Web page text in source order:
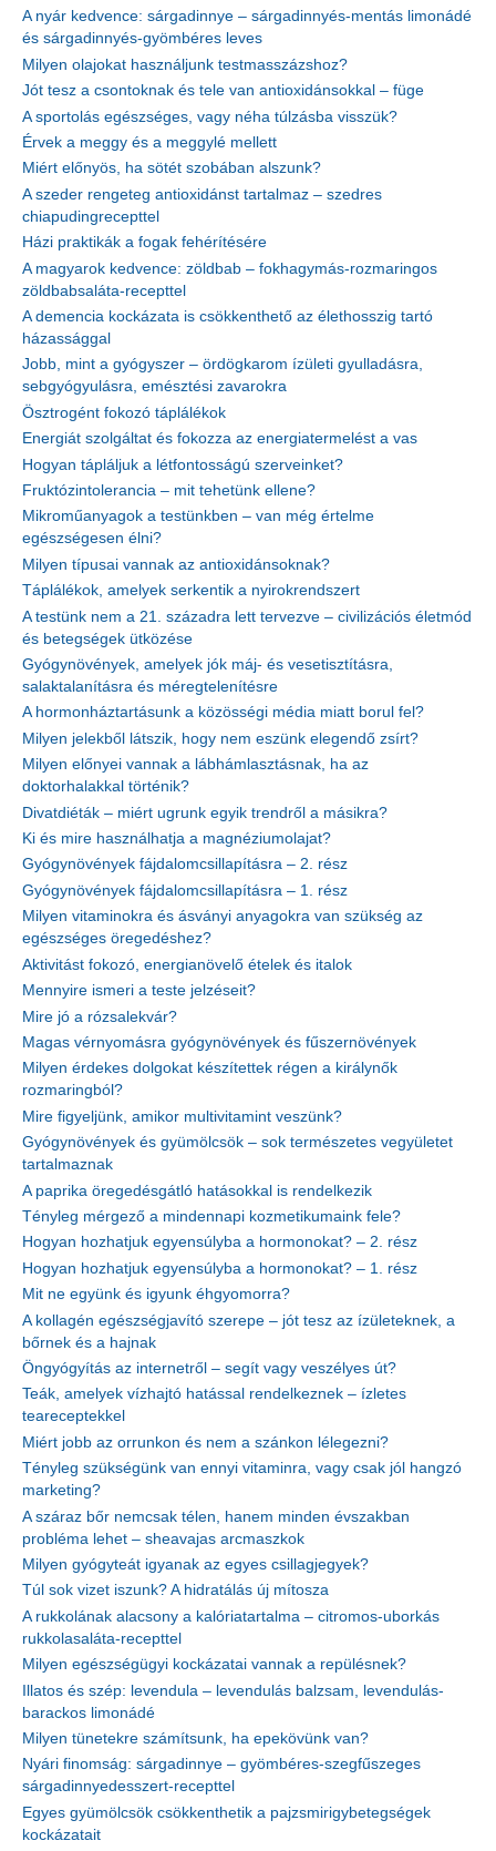
A nyár kedvence: sárgadinnye – sárgadinnyés-mentás limonádé
és sárgadinnyés-gyömbéres leves
Milyen olajokat használjunk testmasszázshoz?
Jót tesz a csontoknak és tele van antioxidánsokkal – füge
A sportolás egészséges, vagy néha túlzásba visszük?
Érvek a meggy és a meggylé mellett
Miért előnyös, ha sötét szobában alszunk?
A szeder rengeteg antioxidánst tartalmaz – szedres
chiapudingrecepttel
Házi praktikák a fogak fehérítésére
A magyarok kedvence: zöldbab – fokhagymás-rozmaringos
zöldbabsaláta-recepttel
A demencia kockázata is csökkenthető az élethosszig tartó
házassággal
Jobb, mint a gyógyszer – ördögkarom ízületi gyulladásra,
sebgyógyulásra, emésztési zavarokra
Ösztrogént fokozó táplálékok
Energiát szolgáltat és fokozza az energiatermelést a vas
Hogyan tápláljuk a létfontosságú szerveinket?
Fruktózintolerancia – mit tehetünk ellene?
Mikroműanyagok a testünkben – van még értelme
egészségesen élni?
Milyen típusai vannak az antioxidánsoknak?
Táplálékok, amelyek serkentik a nyirokrendszert
A testünk nem a 21. századra lett tervezve – civilizációs életmód
és betegségek ütközése
Gyógynövények, amelyek jók máj- és vesetisztításra,
salaktalanításra és méregtelenítésre
A hormonháztartásunk a közösségi média miatt borul fel?
Milyen jelekből látszik, hogy nem eszünk elegendő zsírt?
Milyen előnyei vannak a lábhámlasztásnak, ha az
doktorhalakkal történik?
Divatdiéták – miért ugrunk egyik trendről a másikra?
Ki és mire használhatja a magnéziumolajat?
Gyógynövények fájdalomcsillapításra – 2. rész
Gyógynövények fájdalomcsillapításra – 1. rész
Milyen vitaminokra és ásványi anyagokra van szükség az
egészséges öregedéshez?
Aktivitást fokozó, energianövelő ételek és italok
Mennyire ismeri a teste jelzéseit?
Mire jó a rózsalekvár?
Magas vérnyomásra gyógynövények és fűszernövények
Milyen érdekes dolgokat készítettek régen a királynők
rozmaringból?
Mire figyeljünk, amikor multivitamint veszünk?
Gyógynövények és gyümölcsök – sok természetes vegyületet
tartalmaznak
A paprika öregedésgátló hatásokkal is rendelkezik
Tényleg mérgező a mindennapi kozmetikumaink fele?
Hogyan hozhatjuk egyensúlyba a hormonokat? – 2. rész
Hogyan hozhatjuk egyensúlyba a hormonokat? – 1. rész
Mit ne együnk és igyunk éhgyomorra?
A kollagén egészségjavító szerepe – jót tesz az ízületeknek, a
bőrnek és a hajnak
Öngyógyítás az internetről – segít vagy veszélyes út?
Teák, amelyek vízhajtó hatással rendelkeznek – ízletes
teareceptekkel
Miért jobb az orrunkon és nem a szánkon lélegezni?
Tényleg szükségünk van ennyi vitaminra, vagy csak jól hangzó
marketing?
A száraz bőr nemcsak télen, hanem minden évszakban
probléma lehet – sheavajas arcmaszkok
Milyen gyógyteát igyanak az egyes csillagjegyek?
Túl sok vizet iszunk? A hidratálás új mítosza
A rukkolának alacsony a kalóriatartalma – citromos-uborkás
rukkolasaláta-recepttel
Milyen egészségügyi kockázatai vannak a repülésnek?
Illatos és szép: levendula – levendulás balzsam, levendulás-
barackos limonádé
Milyen tünetekre számítsunk, ha epekövünk van?
Nyári finomság: sárgadinnye – gyömbéres-szegfűszeges
sárgadinnyedesszert-recepttel
Egyes gyümölcsök csökkenthetik a pajzsmirigybetegségek
kockázatait